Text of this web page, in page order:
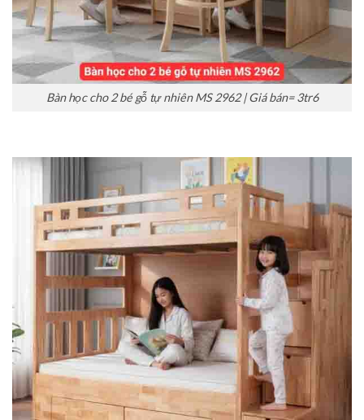
Bàn học cho 2 bé gỗ tự nhiên MS 2962 | Giá bán= 3tr6